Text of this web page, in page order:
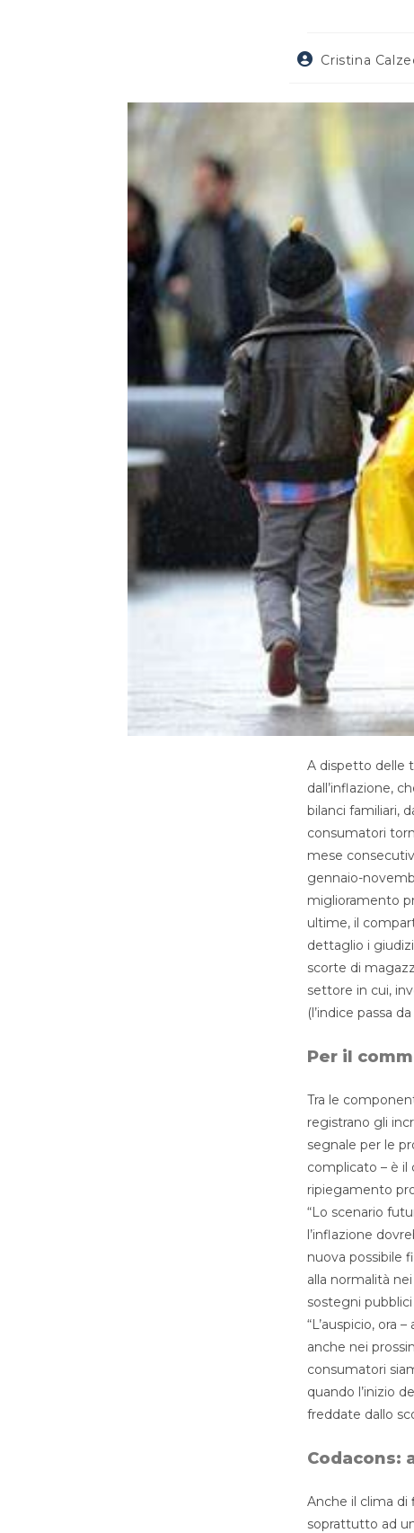
AutoreCristina
A dispetto delle
dall’inflazione,
bilanci familiari,
consumatori
mese
gennaio-
miglioramento
ultime, il
dettaglio i
scorte di
settore in cui,
(l’indice passa da
Per il
Tra le
registrano gli
segnale per le
complicato – è il
ripiegamento
“Lo scenario
l’inflazione
nuova possibile
alla normalità
sostegni
“L’auspicio, ora
anche nei
consumatori
quando l’inizio
freddate dallo
Codacons:
Anche il clima di
soprattutto ad